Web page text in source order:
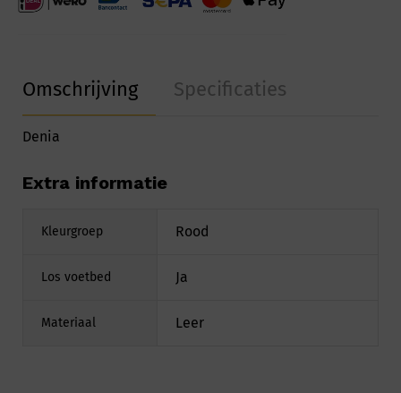
Omschrijving Specificaties
Denia
Extra informatie
Kleurgroep Rood
Los voetbed Ja
Materiaal Leer